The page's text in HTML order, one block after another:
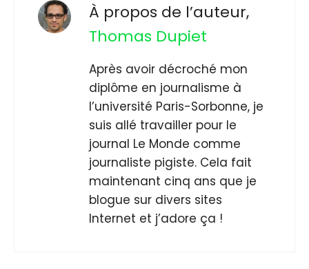
À propos de l’auteur,
Thomas Dupiet
Après avoir décroché mon
diplôme en journalisme à
l’université Paris-Sorbonne, je
suis allé travailler pour le
journal Le Monde comme
journaliste pigiste. Cela fait
maintenant cinq ans que je
blogue sur divers sites
Internet et j’adore ça !